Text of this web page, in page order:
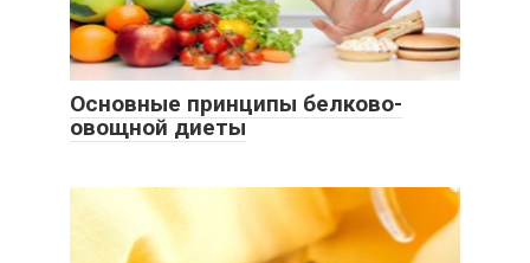
Основные принципы белково-
овощной диеты